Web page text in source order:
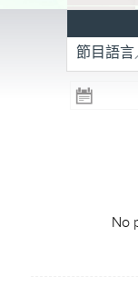
R3
電台
節目語言
No